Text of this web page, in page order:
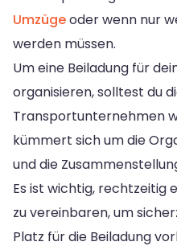
Umzügeoder wenn nur
werden müssen.
Um eine Beiladung für
organisieren, solltest du
Transportunternehmen
kümmert sich um die
und die
Es ist wichtig, rechtzeitig
zu vereinbaren, um
Platz für die Beiladung